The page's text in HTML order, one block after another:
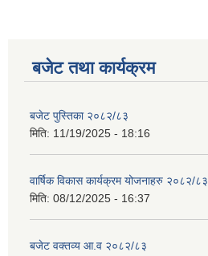
बजेट तथा कार्यक्रम
बजेट पुस्तिका २०८२/८३
मिति: 11/19/2025 - 18:16
वार्षिक विकास कार्यक्रम योजनाहरु २०८२/८३
मिति: 08/12/2025 - 16:37
बजेट वक्तव्य आ.व २०८२/८३